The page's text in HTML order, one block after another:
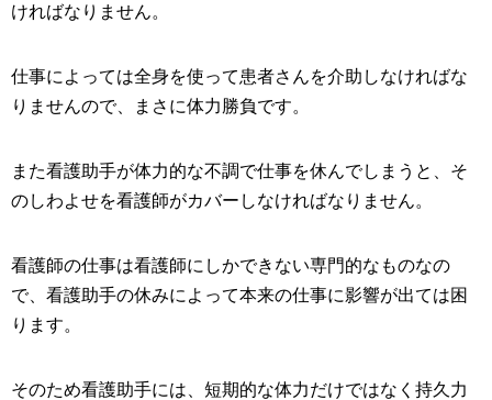
ければなりません。
仕事によっては全身を使って患者さんを介助しなければな
りませんので、まさに体力勝負です。
また看護助手が体力的な不調で仕事を休んでしまうと、そ
のしわよせを看護師がカバーしなければなりません。
看護師の仕事は看護師にしかできない専門的なものなの
で、看護助手の休みによって本来の仕事に影響が出ては困
ります。
そのため看護助手には、短期的な体力だけではなく持久力